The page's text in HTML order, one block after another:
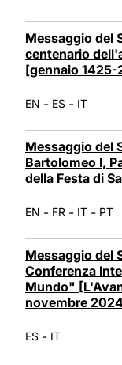
Messaggio del
centenario
[gennaio
EN - ES - IT
Messaggio del
Bartolomeo I,
della Festa di
EN - FR - IT - PT
Messaggio del
Conferenza
Mundo"
novembre
ES - IT